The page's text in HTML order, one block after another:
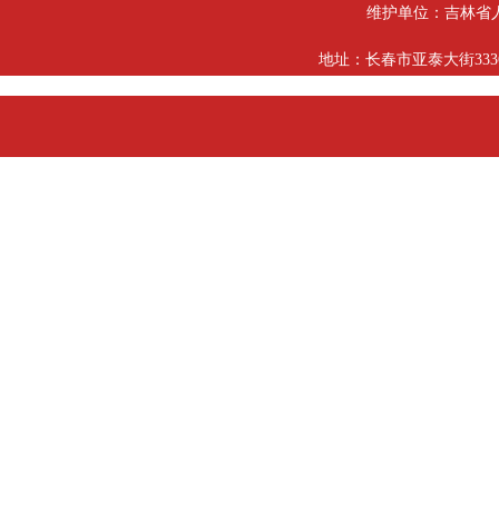
维护单位：吉林
地址：长春市亚泰大街